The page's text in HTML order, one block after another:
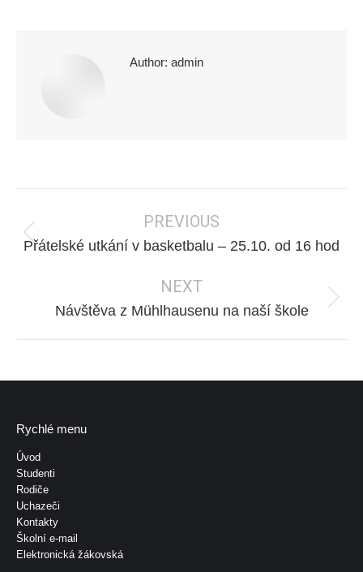
Author: admin
navigation
PREVIOUS
Previous
Přátelské utkání v basketbalu – 25.10. od 16 hod
NEXT
Next
Návštěva z Mühlhausenu na naší škole
Rychlé menu
Úvod
Studenti
Rodiče
Uchazeči
Kontakty
Školní e-mail
Elektronická žákovská